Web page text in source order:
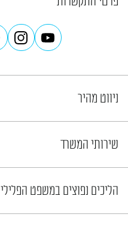
ניווט מהיר
שירותי המשרד
הליכים נפוצים במשפט הפלילי